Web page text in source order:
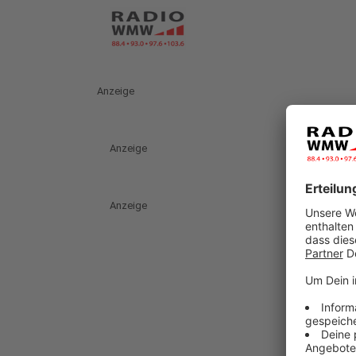
Anzeige
Anzeige
Anzeige